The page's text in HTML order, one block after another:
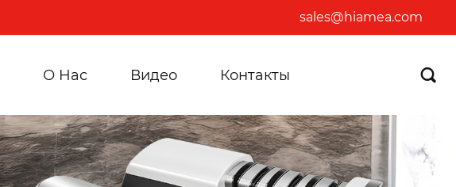
sales@hiamea.com
О Hас Видео Контакты 